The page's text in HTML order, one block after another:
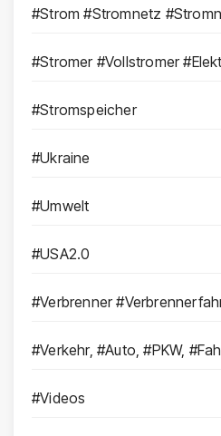
#Strom #Stromnetz
#Stromer #Vollstromer
#Stromspeicher
#Ukraine
#Umwelt
#USA2.0
#Verbrenner
#Verkehr, #Auto, #PKW,
#Videos